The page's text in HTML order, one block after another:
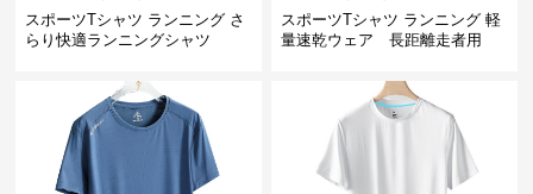
スポーツTシャツ ランニング さ
らり快適ランニングシャツ
スポーツTシャツ ランニング 軽
量速乾ウェア 長距離走者用